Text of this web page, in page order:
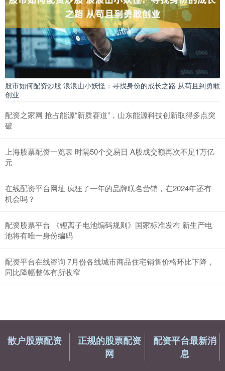
股市如何配资炒股 浪浪山小妖怪：寻找身份的成长之路 从苟且到勇敢
创业
配资之家网 抢占能源“新质赛道”，山东能源科技创新取得多点突
破
上海股票配资一览表 时隔50个交易日 A股成交额再次不足1万亿
元
在线配资平台网址 疯狂了一年的品牌联名营销，在2024年还有
机会吗？
配资股票平台 《锂离子电池编码规则》国家标准发布 新生产电
池将有唯一身份编码
配资平台在线咨询 7月份各线城市商品住宅销售价格环比下降，
同比降幅整体有所收窄
散户股票配资
正规的股票配资
网
配资平台最新消
息